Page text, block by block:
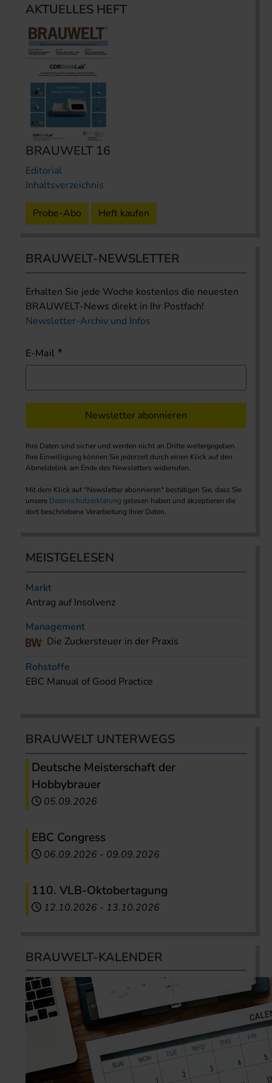
AKTUELLES HEFT
BRAUWELT 16
Editorial
Inhaltsverzeichnis
Probe-Abo Heft kaufen
BRAUWELT-NEWSLETTER
Erhalten Sie jede Woche kostenlos die neuesten
BRAUWELT-News direkt in Ihr Postfach!
Newsletter-Archiv und Infos
E-Mail
Newsletter abonnieren
Ihre Daten sind sicher und werden nicht an Dritte weitergegeben.
Ihre Einwilligung können Sie jederzeit durch einen Klick auf den
Abmeldelink am Ende des Newsletters widerrufen.
Mit dem Klick auf "Newsletter abonnieren" bestätigen Sie, dass Sie
unsere Datenschutzerklärung gelesen haben und akzeptieren die
dort beschriebene Verarbeitung Ihrer Daten.
MEISTGELESEN
Markt
Antrag auf Insolvenz
Management
Die Zuckersteuer in der Praxis
Rohstoffe
EBC Manual of Good Practice
BRAUWELT UNTERWEGS
Deutsche Meisterschaft der
Hobbybrauer
05.09.2026
EBC Congress
06.09.2026 - 09.09.2026
110. VLB-Oktobertagung
12.10.2026 - 13.10.2026
BRAUWELT-KALENDER